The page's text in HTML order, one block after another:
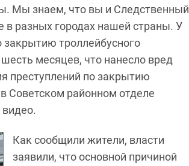
Мы знаем, что вы и Следственный
в разных городах нашей страны. У
троллейбусного
месяцев, что нанесло вред
преступлений по закрытию
Советском районном отделе
Как сообщили жители, власти
заявили, что основной причиной